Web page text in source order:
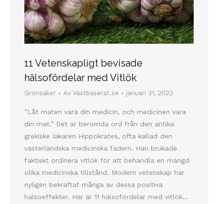
11 Vetenskapligt bevisade
hälsofördelar med Vitlök
Grönsaker Av Växtbaserat.se januari 31, 2022
”Låt maten vara din medicin, och medicinen vara
din mat.” Det är berömda ord från den antika
grekiske läkaren Hippokrates, ofta kallad den
västerländska medicinska fadern. Han brukade
faktiskt ordinera vitlök för att behandla en mängd
olika medicinska tillstånd. Modern vetenskap har
nyligen bekräftat många av dessa positiva
hälsoeffekter. Här är 11 hälsofördelar med vitlök…